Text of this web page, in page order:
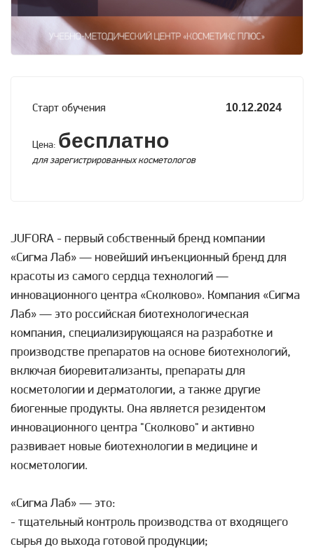
Старт обучения 10.12.2024
Цена: бесплатно
для зарегистрированных косметологов
JUFORA - первый собственный бренд компании
«Сигма Лаб» — новейший инъекционный бренд для
красоты из самого сердца технологий —
инновационного центра «Сколково». Компания «Сигма
Лаб» — это российская биотехнологическая
компания, специализирующаяся на разработке и
производстве препаратов на основе биотехнологий,
включая биоревитализанты, препараты для
косметологии и дерматологии, а также другие
биогенные продукты. Она является резидентом
инновационного центра "Сколково" и активно
развивает новые биотехнологии в медицине и
косметологии.
«Сигма Лаб» — это:
- тщательный контроль производства от входящего
сырья до выхода готовой продукции;